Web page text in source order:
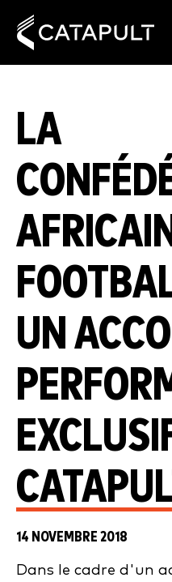
LA
UN
14 NOVEMBRE 2018
Dans le cadre d'un